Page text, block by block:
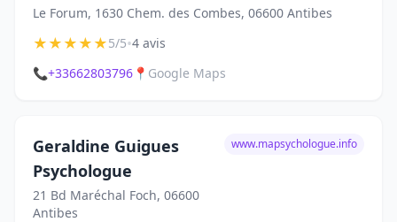
Le Forum, 1630 Chem. des Combes, 06600 Antibes
★★★★★5/5•4 avis
📞+33662803796 📍 Google Maps
Geraldine Guigues
Psychologue
21 Bd Maréchal Foch, 06600
Antibes
www.mapsychologue.info